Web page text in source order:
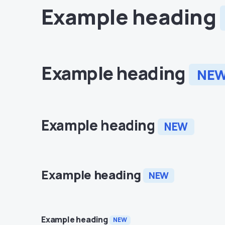
Example heading
Example heading
Example heading NEW
Example heading NEW
Example heading NEW